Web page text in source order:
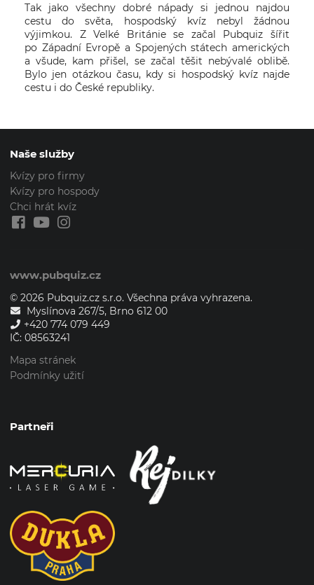
Tak jako všechny dobré nápady si jednou najdou
cestu do světa, hospodský kvíz nebyl žádnou
výjimkou. Z Velké Británie se začal Pubquiz šířit
po Západní Evropě a Spojených státech amerických
a všude, kam přišel, se začal těšit nebývalé oblibě.
Bylo jen otázkou času, kdy si hospodský kvíz najde
cestu i do České republiky.
Naše služby
Kvízy pro firmy
Kvízy pro hospody
Chci hrát kvíz
www.pubquiz.cz
© 2026 Pubquiz.cz s.r.o. Všechna práva vyhrazena.
Myslínova 267/5, Brno 612 00
+420 774 079 449
IČ: 08563241
Mapa stránek
Podmínky užití
Partneři